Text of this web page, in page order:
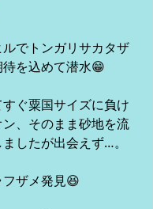
でトンガリサカタザ
を込めて潜水😁
ぐ粟国サイズに負け
、そのまま砂地を流
したが出会えず…。
ザメ発見😆